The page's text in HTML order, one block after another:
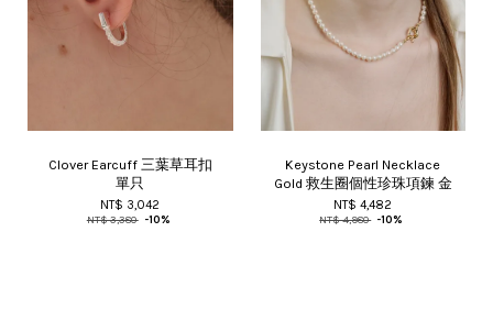
Clover Earcuff 三葉草耳扣
單只
NT$ 3,042
NT$ 3,380 -10%
Keystone Pearl Necklace
Gold 救生圈個性珍珠項鍊 金
NT$ 4,482
NT$ 4,980 -10%